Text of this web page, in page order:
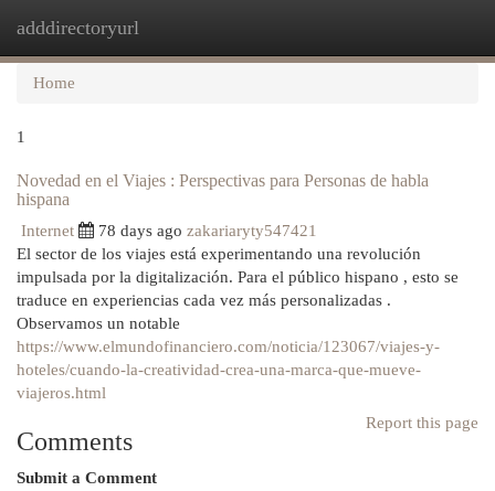
adddirectoryurl
Home
1
Novedad en el Viajes : Perspectivas para Personas de habla
hispana
Internet 78 days ago zakariaryty547421
El sector de los viajes está experimentando una revolución
impulsada por la digitalización. Para el público hispano , esto se
traduce en experiencias cada vez más personalizadas .
Observamos un notable
https://www.elmundofinanciero.com/noticia/123067/viajes-y-
hoteles/cuando-la-creatividad-crea-una-marca-que-mueve-
viajeros.html
Report this page
Comments
Submit a Comment